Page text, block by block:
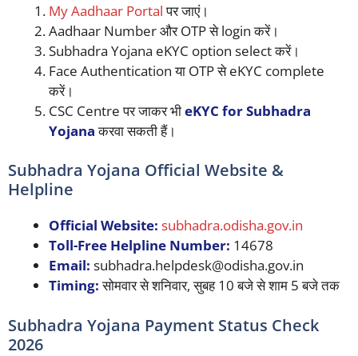
My Aadhaar Portalपर जाएं।
Aadhaar Number और OTP से login करें।
Subhadra Yojana eKYC option select करें।
Face Authentication या OTP से eKYC complete
करें।
CSC Centre पर जाकर भीeKYC for Subhadra
Yojanaकरवा सकती हैं।
Subhadra Yojana Official Website &
Helpline
Official Website: subhadra.odisha.gov.in
Toll-Free Helpline Number: 14678
Email: subhadra.helpdesk@odisha.gov.in
Timing:सोमवार से शनिवार, सुबह 10 बजे से शाम 5 बजे तक
Subhadra Yojana Payment Status Check
2026